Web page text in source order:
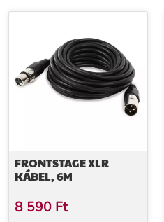
FRONTSTAGE XLR
KÁBEL, 6M
8 590 Ft